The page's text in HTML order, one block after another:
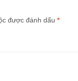
được đánh dấu *